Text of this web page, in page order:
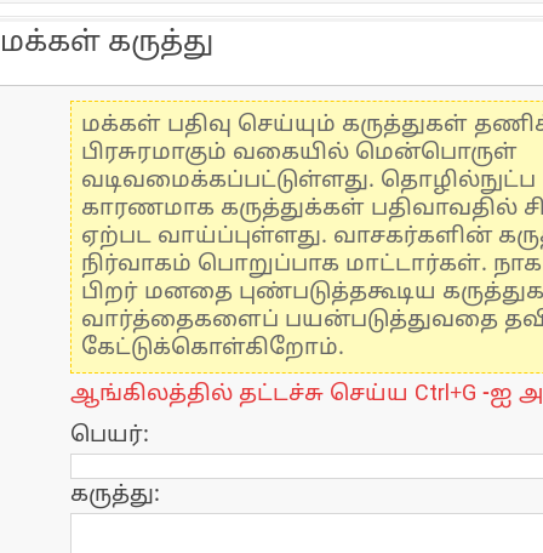
மக்கள் கருத்து
மக்கள் பதிவு செய்யும் கருத்துகள்
பிரசுரமாகும் வகையில் மென்பொருள்
வடிவமைக்கப்பட்டுள்ளது.
காரணமாக கருத்துக்கள் பதிவாவதில்
ஏற்பட வாய்ப்புள்ளது. வாசகர்களின்
நிர்வாகம் பொறுப்பாக மாட்டார்கள்.
பிறர் மனதை புண்படுத்தகூடிய
வார்த்தைகளைப் பயன்படுத்துவதை
கேட்டுக்கொள்கிறோம்.
ஆங்கிலத்தில் தட்டச்சு செய்ய Ctrl+G -ஐ
பெயர்:
கருத்து: